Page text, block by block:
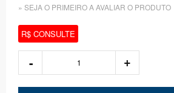
» SEJA O PRIMEIRO A AVALIAR O PRODUTO
R$ CONSULTE